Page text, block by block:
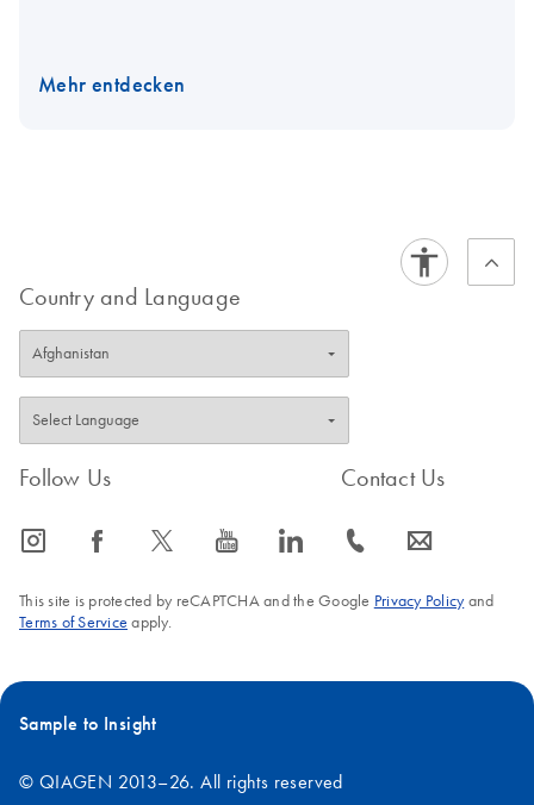
Mehr entdecken
Country and Language
Follow Us
icon_0065_instagram-s icon_0064_facebook-s icon_0340_cc_gen_x-s icon_0077_youtube-s icon_0066_linkedin-s
Contact Us
icon_0072_phone-s icon_0063_envelope-s
This site is protected by reCAPTCHA and the Google Privacy Policyand
Terms of Service apply.
Sample to Insight
© QIAGEN 2013–26. All rights reserved